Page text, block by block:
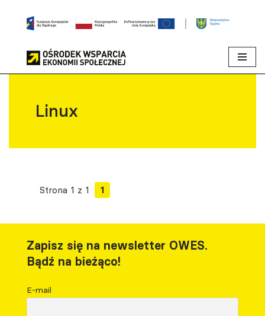
Przejdź
treści
Linux
Strona 1 z 1 1
Zapisz się na newsletter OWES.
Bądź na bieżąco!
E-mail